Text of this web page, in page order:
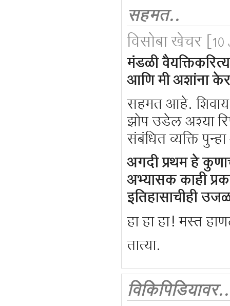
सहमत..
विसोबा खेचर [10
मंडळी
आणि मी अशांना
सहमत आहे. शिवाय
झोप उडेल अश्या
संबंधित व्यक्ति
अगदी प्रथम हे
अभ्यासक काही
इतिहासाचीही
हा हा हा! मस्त
तात्या.
विकिपिडियावर..